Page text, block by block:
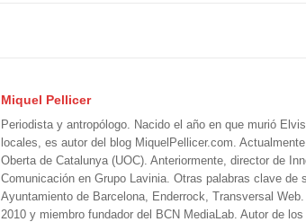
Miquel Pellicer
Periodista y antropólogo. Nacido el año en que murió
locales, es autor del blog MiquelPellicer.com.
Oberta de Catalunya (UOC). Anteriormente, director de
Comunicación en Grupo Lavinia. Otras palabras clave de
Ayuntamiento de Barcelona, Enderrock, Transversal
2010 y miembro fundador del BCN MediaLab. Autor de